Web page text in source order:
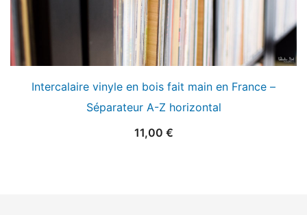
Intercalaire vinyle en bois fait main en France –
Séparateur A-Z horizontal
11,00 €